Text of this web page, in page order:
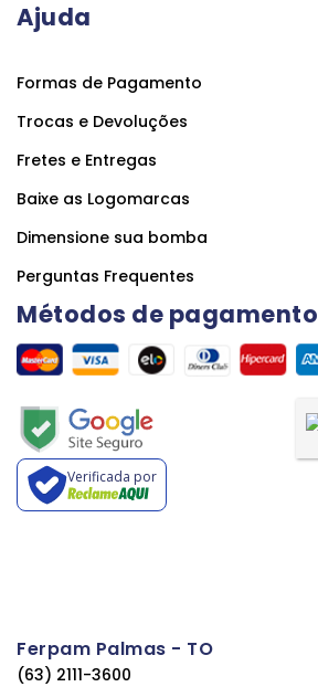
Ajuda
Formas de Pagamento
Trocas e Devoluções
Fretes e Entregas
Baixe as Logomarcas
Dimensione sua bomba
Perguntas Frequentes
Métodos de pagamento
Verificada por
Ferpam Palmas - TO
(63) 2111-3600